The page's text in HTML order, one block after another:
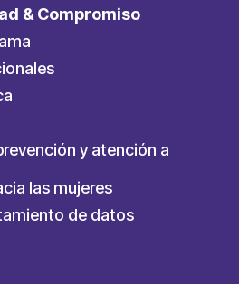
& Compromiso
y atención a
las mujeres
de datos